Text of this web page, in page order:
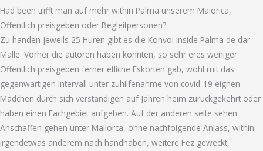
Had been trifft man auf mehr within Palma unserem Maiorica,
Offentlich preisgeben oder Begleitpersonen?
Zu handen jeweils 25 Huren gibt es die Konvoi inside Palma de dar
Malle. Vorher die autoren haben konnten, so sehr eres weniger
Offentlich preisgeben ferner etliche Eskorten gab, wohl mit das
gegenwartigen Intervall unter zuhilfenahme von covid-19 eignen
Madchen durch sich verstandigen auf Jahren heim zuruckgekehrt oder
haben einen Fachgebiet aufgeben. Auf der anderen seite sehen
Anschaffen gehen unter Mallorca, ohne nachfolgende Anlass, within
irgendetwas anderem nach handhaben, weitere Fez geweckt,